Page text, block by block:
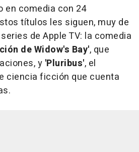
en comedia con 24
títulos les siguen, muy de
de Apple TV: la comedia
de Widow's Bay', que
y 'Pluribus', el
ciencia ficción que cuenta